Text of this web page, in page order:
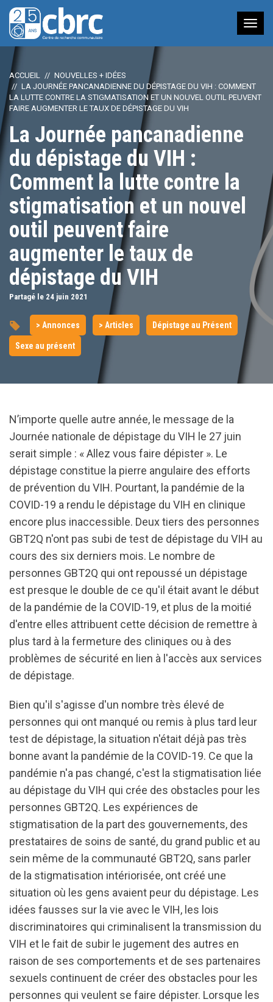
à
ACCUEIL
NOUVELLES + IDÉES
LA JOURNÉE PANCANADIENNE DU DÉPISTAGE DU VIH : COMMENT
LA LUTTE CONTRE LA STIGMATISATION ET UN NOUVEL OUTIL PEUVENT
FAIRE AUGMENTER LE TAUX DE DÉPISTAGE DU VIH
La Journée pancanadienne
du dépistage du VIH :
Comment la lutte contre la
stigmatisation et un nouvel
outil peuvent faire
augmenter le taux de
dépistage du VIH
Partagé le 24 juin 2021
> Annonces > Articles Dépistage au Présent
Sexe au présent
N’importe quelle autre année, le message de la
Journée nationale de dépistage du VIH le 27 juin
serait simple : « Allez vous faire dépister ». Le
dépistage constitue la pierre angulaire des efforts
de prévention du VIH. Pourtant, la pandémie de la
COVID-19 a rendu le dépistage du VIH en clinique
encore plus inaccessible. Deux tiers des personnes
GBT2Q n'ont pas subi de test de dépistage du VIH au
cours des six derniers mois. Le nombre de
personnes GBT2Q qui ont repoussé un dépistage
est presque le double de ce qu'il était avant le début
de la pandémie de la COVID-19, et plus de la moitié
d'entre elles attribuent cette décision de remettre à
plus tard à la fermeture des cliniques ou à des
problèmes de sécurité en lien à l'accès aux services
de dépistage.
Bien qu'il s'agisse d'un nombre très élevé de
personnes qui ont manqué ou remis à plus tard leur
test de dépistage, la situation n'était déjà pas très
bonne avant la pandémie de la COVID-19. Ce que la
pandémie n'a pas changé, c'est la stigmatisation liée
au dépistage du VIH qui crée des obstacles pour les
personnes GBT2Q. Les expériences de
stigmatisation de la part des gouvernements, des
prestataires de soins de santé, du grand public et au
sein même de la communauté GBT2Q, sans parler
de la stigmatisation intériorisée, ont créé une
situation où les gens avaient peur du dépistage. Les
idées fausses sur la vie avec le VIH, les lois
discriminatoires qui criminalisent la transmission du
VIH et le fait de subir le jugement des autres en
raison de ses comportements et de ses partenaires
sexuels continuent de créer des obstacles pour les
personnes qui veulent se faire dépister. Lorsque les